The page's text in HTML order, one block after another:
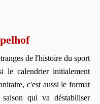
de l'histoire du sport
le calendrier initialement
c'est aussi le format
qui va déstabiliser